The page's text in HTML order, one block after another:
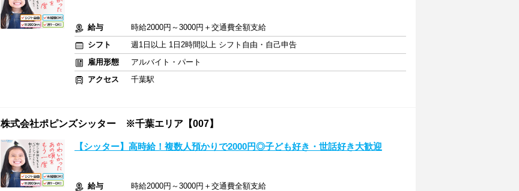
給与
時給2000円～3000円＋交通費全額支給
シフト
週1日以上 1日2時間以上 シフト自由・自己申告
雇用形態
アルバイト・パート
アクセス
千葉駅
株式会社ポピンズシッター ※千葉エリア【007】
【シッター】高時給！複数人預かりで2000円◎子ども好き・世話好き大歓迎
給与
時給2000円～3000円＋交通費全額支給